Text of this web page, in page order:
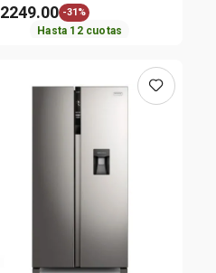
2249.00 -31%
Hasta 12 cuotas